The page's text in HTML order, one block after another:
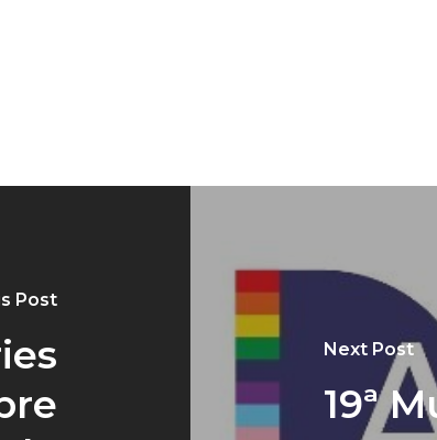
Post
Next Post
19ª